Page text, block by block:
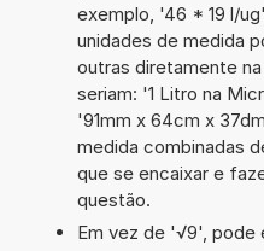
exemplo, '46 * 19 l/
unidades de medida
outras diretamente
seriam: '1 Litro na
'91mm x 64cm x
medida combinadas
que se encaixar e
questão.
Em vez de '√9',